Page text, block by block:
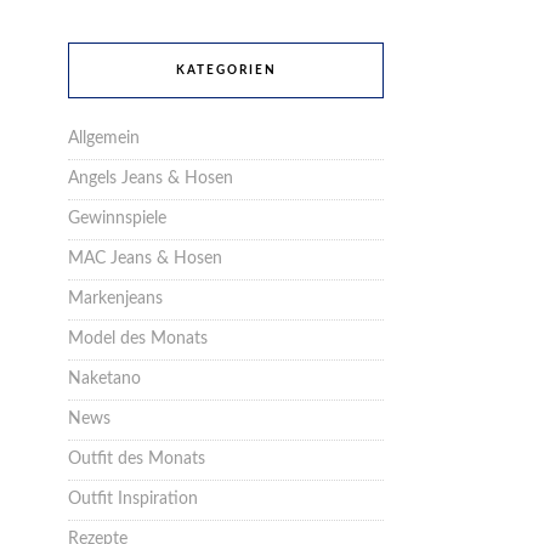
KATEGORIEN
Allgemein
Angels Jeans & Hosen
Gewinnspiele
MAC Jeans & Hosen
Markenjeans
Model des Monats
Naketano
News
Outfit des Monats
Outfit Inspiration
Rezepte